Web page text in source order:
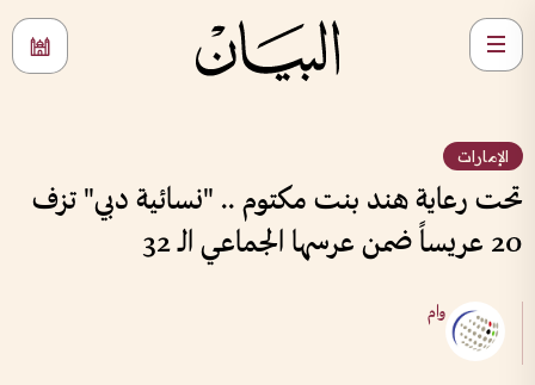
الإمارات
تحت رعاية هند بنت مكتوم .. "نسائية دبي" تزف
20 عريساً ضمن عرسها الجماعي الـ 32
وام